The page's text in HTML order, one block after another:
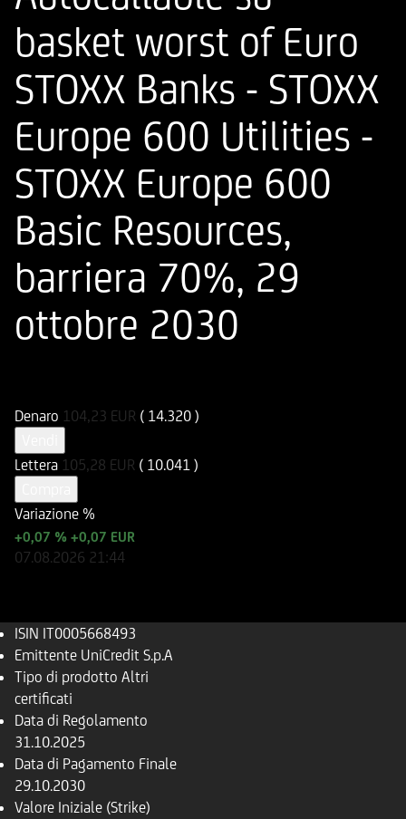
basket worst of Euro
STOXX Banks - STOXX
Europe 600 Utilities -
STOXX Europe 600
Basic Resources,
barriera 70%, 29
ottobre 2030
Denaro 104,23 EUR ( 14.320 )
Lettera 105,28 EUR ( 10.041 )
Variazione %
+0,07 % +0,07 EUR
07.08.2026 21:44
ISIN IT0005668493
Emittente UniCredit S.p.A
Tipo di prodotto Altri
certificati
Data di Regolamento
31.10.2025
Data di Pagamento Finale
29.10.2030
Valore Iniziale (Strike)